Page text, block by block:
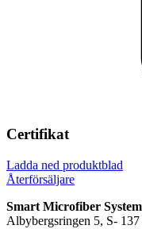
Certifikat
Ladda ned produktblad
Återförsäljare
Smart Microfiber
Albybergsringen 5, S-